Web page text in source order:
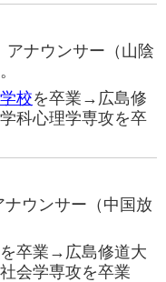
アナウンサー（山陰
校を卒業→広島修
科心理学専攻を卒
ウンサー（中国放
を卒業→広島修道大
会学専攻を卒業